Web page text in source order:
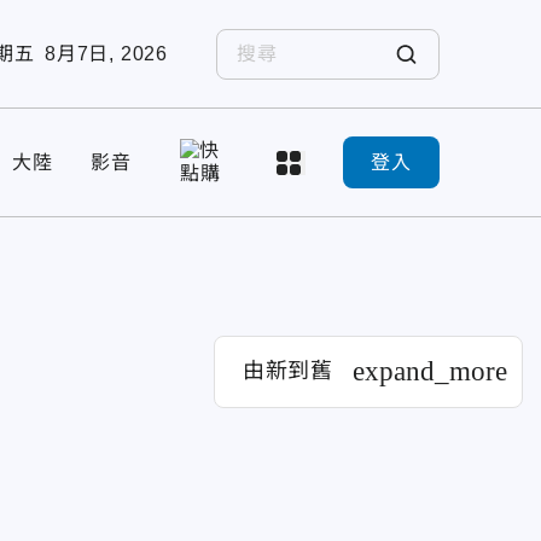
五 8月7日, 2026
大陸 影音 登入
由新到舊 expand_more